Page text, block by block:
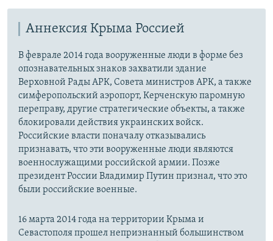
Аннексия Крыма Россией
В феврале 2014 года вооруженные люди в форме без
опознавательных знаков захватили здание
Верховной Рады АРК, Совета министров АРК, а также
симферопольский аэропорт, Керченскую паромную
переправу, другие стратегические объекты, а также
блокировали действия украинских войск.
Российские власти поначалу отказывались
признавать, что эти вооруженные люди являются
военнослужащими российской армии. Позже
президент России Владимир Путин признал, что это
были российские военные.
16 марта 2014 года на территории Крыма и
Севастополя прошел непризнанный большинством